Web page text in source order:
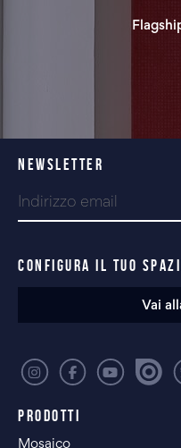
PRODOTTI
Mosaico
NEWSLETTER
CONFIGURA IL TUO
Vai